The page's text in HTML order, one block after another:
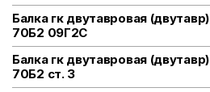
Балка гк двутавровая (двутавр)
70Б2 09Г2С
Балка гк двутавровая (двутавр)
70Б2 ст. 3